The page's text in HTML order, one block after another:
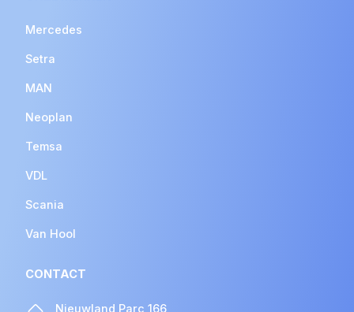
Mercedes
Setra
MAN
Neoplan
Temsa
VDL
Scania
Van Hool
CONTACT
Nieuwland Parc 166